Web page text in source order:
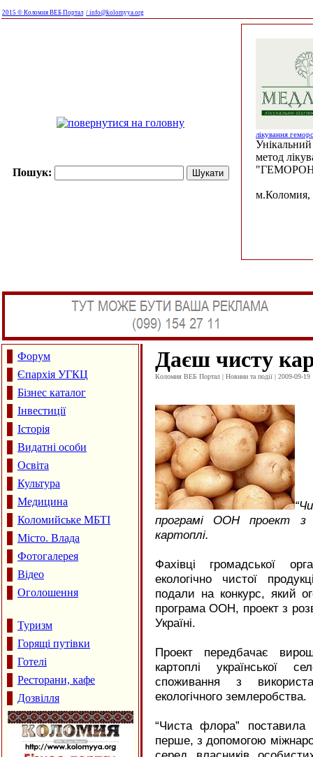
2015 © Коломия ВЕБ Портал / info@kolomyya.org
Пошук:
лікування
Унікальний
метод
м.Коломия,
Форум
Єпархія УГКЦ
Бізнес каталог
Інвестиції
Історія
Видатні особи
Освіта
Культура
Медицина
Коломийське МБТІ
Місто. Влада
Фотогалерея
Відео
Оголошення
Туризм
Горящі путівки
Готелі
Ресторани, кафе
Дозвілля
Даєш чисту
Коломия ВЕБ Портал | Новини та події | 2009-09-19
“
програмі ООН проект з
картоплі.
Фахівці громадської
екологічно чистої
подали на конкурс, який
програма ООН, проект з
Україні.
Проект передбачає
картоплі української
споживання з
екологічного землеробства.
“Чиста флора”
перше, з допомогою